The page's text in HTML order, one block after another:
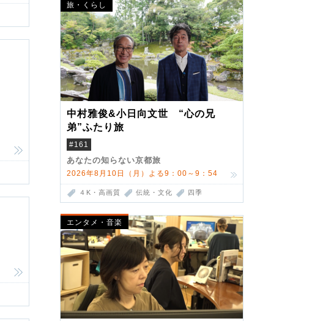
旅・くらし
中村雅俊&小日向文世 “心の兄
弟”ふたり旅
#161
あなたの知らない京都旅
2026年8月10日（月）よる9：00～9：54
４K・高画質 伝統・文化 四季
エンタメ・音楽